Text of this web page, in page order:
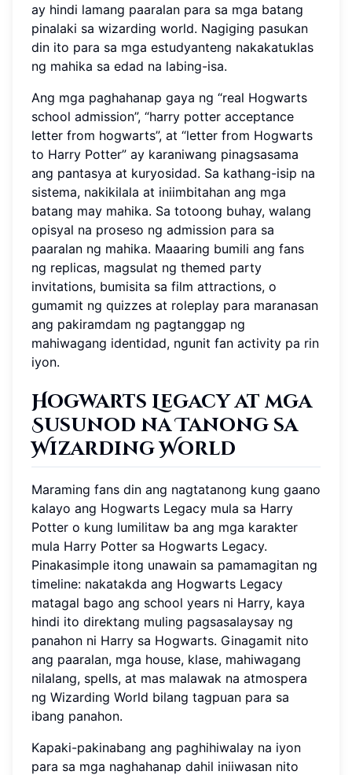
ay hindi lamang paaralan para sa mga batang
pinalaki sa wizarding world. Nagiging pasukan
din ito para sa mga estudyanteng nakakatuklas
ng mahika sa edad na labing-isa.
Ang mga paghahanap gaya ng “real Hogwarts
school admission”, “harry potter acceptance
letter from hogwarts”, at “letter from Hogwarts
to Harry Potter” ay karaniwang pinagsasama
ang pantasya at kuryosidad. Sa kathang-isip na
sistema, nakikilala at iniimbitahan ang mga
batang may mahika. Sa totoong buhay, walang
opisyal na proseso ng admission para sa
paaralan ng mahika. Maaaring bumili ang fans
ng replicas, magsulat ng themed party
invitations, bumisita sa film attractions, o
gumamit ng quizzes at roleplay para maranasan
ang pakiramdam ng pagtanggap ng
mahiwagang identidad, ngunit fan activity pa rin
iyon.
Hogwarts Legacy at mga
Susunod na Tanong sa
Wizarding World
Maraming fans din ang nagtatanong kung gaano
kalayo ang Hogwarts Legacy mula sa Harry
Potter o kung lumilitaw ba ang mga karakter
mula Harry Potter sa Hogwarts Legacy.
Pinakasimple itong unawain sa pamamagitan ng
timeline: nakatakda ang Hogwarts Legacy
matagal bago ang school years ni Harry, kaya
hindi ito direktang muling pagsasalaysay ng
panahon ni Harry sa Hogwarts. Ginagamit nito
ang paaralan, mga house, klase, mahiwagang
nilalang, spells, at mas malawak na atmospera
ng Wizarding World bilang tagpuan para sa
ibang panahon.
Kapaki-pakinabang ang paghihiwalay na iyon
para sa mga naghahanap dahil iniiwasan nito